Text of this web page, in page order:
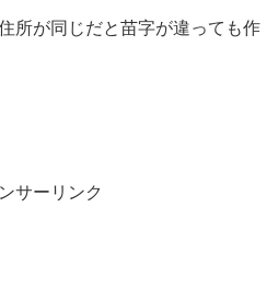
所が同じだと苗字が違っても作
サーリンク